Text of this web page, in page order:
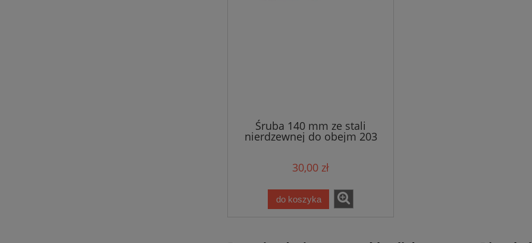
Śruba 140 mm ze stali
nierdzewnej do obejm 203
mm
30,00 zł
do koszyka